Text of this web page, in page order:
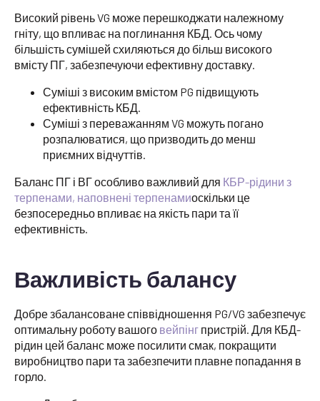
Високий рівень VG може перешкоджати належному
гніту, що впливає на поглинання КБД. Ось чому
більшість сумішей схиляються до більш високого
вмісту ПГ, забезпечуючи ефективну доставку.
Суміші з високим вмістом PG підвищують
ефективність КБД.
Суміші з переважанням VG можуть погано
розпалюватися, що призводить до менш
приємних відчуттів.
Баланс ПГ і ВГ особливо важливий для КБР-рідини з
терпенами, наповнені терпенамиоскільки це
безпосередньо впливає на якість пари та її
ефективність.
Важливість балансу
Добре збалансоване співвідношення PG/VG забезпечує
оптимальну роботу вашого вейпінг пристрій. Для КБД-
рідин цей баланс може посилити смак, покращити
виробництво пари та забезпечити плавне попадання в
горло.